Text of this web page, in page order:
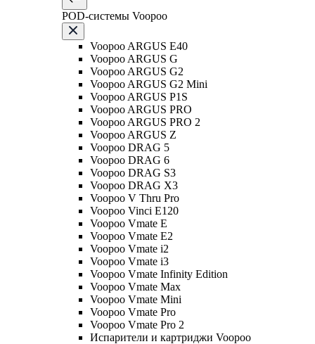
POD-системы Voopoo
Voopoo ARGUS E40
Voopoo ARGUS G
Voopoo ARGUS G2
Voopoo ARGUS G2 Mini
Voopoo ARGUS P1S
Voopoo ARGUS PRO
Voopoo ARGUS PRO 2
Voopoo ARGUS Z
Voopoo DRAG 5
Voopoo DRAG 6
Voopoo DRAG S3
Voopoo DRAG X3
Voopoo V Thru Pro
Voopoo Vinci E120
Voopoo Vmate E
Voopoo Vmate E2
Voopoo Vmate i2
Voopoo Vmate i3
Voopoo Vmate Infinity Edition
Voopoo Vmate Max
Voopoo Vmate Mini
Voopoo Vmate Pro
Voopoo Vmate Pro 2
Испарители и картриджи Voopoo